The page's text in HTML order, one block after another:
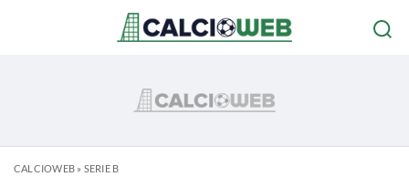
CALCIOWEB» SERIE B